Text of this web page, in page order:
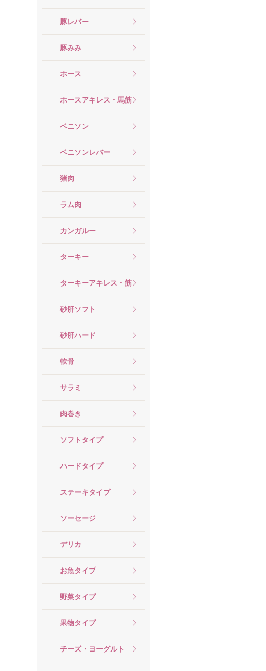
豚レバー
豚みみ
ホース
ホースアキレス・馬筋
ベニソン
ベニソンレバー
猪肉
ラム肉
カンガルー
ターキー
ターキーアキレス・筋
砂肝ソフト
砂肝ハード
軟骨
サラミ
肉巻き
ソフトタイプ
ハードタイプ
ステーキタイプ
ソーセージ
デリカ
お魚タイプ
野菜タイプ
果物タイプ
チーズ・ヨーグルト